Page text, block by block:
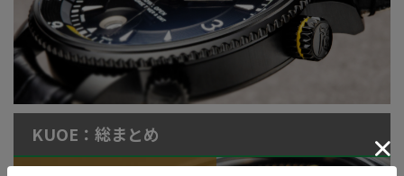
KUOE：総まとめ